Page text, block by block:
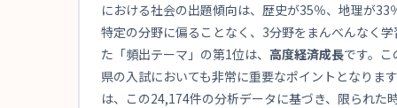
における社会の出題傾向は、歴史が35％、地理が
特定の分野に偏ることなく、3分野をまんべんなく
た「頻出テーマ」の第1位は、 高度経済成長です。
県の入試においても非常に重要なポイントとなりま
は、この24,174件の分析データに基づき、限られ